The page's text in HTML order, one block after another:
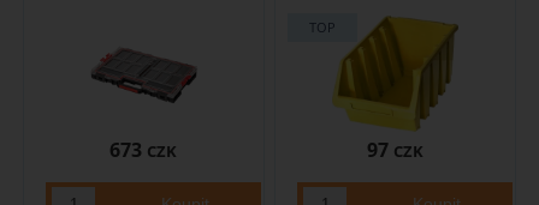
673 CZK 97 CZK